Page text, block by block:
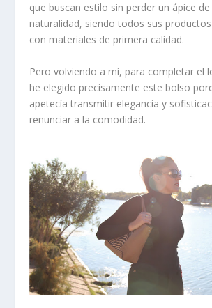
que buscan estilo sin perder un ápice
naturalidad, siendo todos sus
con materiales de primera calidad.
Pero volviendo a mí, para completar el
he elegido precisamente este bolso
apetecía transmitir elegancia y
renunciar a la comodidad.